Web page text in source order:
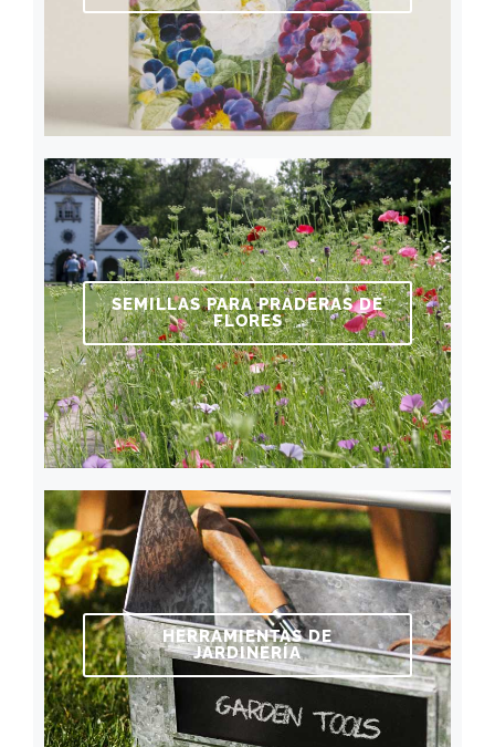
SEMILLAS PARA PRADERAS DE
FLORES
HERRAMIENTAS DE
JARDINERÍA